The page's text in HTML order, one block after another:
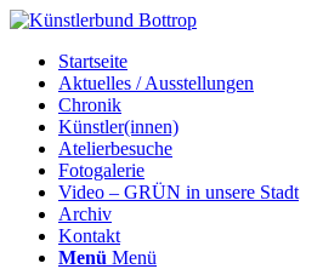
Startseite
Aktuelles / Ausstellungen
Chronik
Künstler(innen)
Atelierbesuche
Fotogalerie
Video – GRÜN in unsere Stadt
Archiv
Kontakt
Menü Menü